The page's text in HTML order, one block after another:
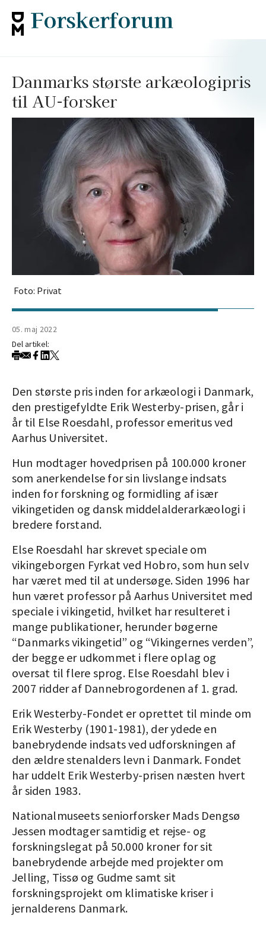
Danmarks største arkæologipris
til AU-forsker
Foto: Privat
05. maj 2022
Del artikel:
Den største pris inden for arkæologi i Danmark,
den prestigefyldte Erik Westerby-prisen, går i
år til Else Roesdahl, professor emeritus ved
Aarhus Universitet.
Hun modtager hovedprisen på 100.000 kroner
som anerkendelse for sin livslange indsats
inden for forskning og formidling af især
vikingetiden og dansk middelalderarkæologi i
bredere forstand.
Else Roesdahl har skrevet speciale om
vikingeborgen Fyrkat ved Hobro, som hun selv
har været med til at undersøge. Siden 1996 har
hun været professor på Aarhus Universitet med
speciale i vikingetid, hvilket har resulteret i
mange publikationer, herunder bøgerne
“Danmarks vikingetid” og “Vikingernes verden”,
der begge er udkommet i flere oplag og
oversat til flere sprog. Else Roesdahl blev i
2007 ridder af Dannebrogordenen af 1. grad.
Erik Westerby-Fondet er oprettet til minde om
Erik Westerby (1901-1981), der ydede en
banebrydende indsats ved udforskningen af
den ældre stenalders levn i Danmark. Fondet
har uddelt Erik Westerby-prisen næsten hvert
år siden 1983.
Nationalmuseets seniorforsker Mads Dengsø
Jessen modtager samtidig et rejse- og
forskningslegat på 50.000 kroner for sit
banebrydende arbejde med projekter om
Jelling, Tissø og Gudme samt sit
forskningsprojekt om klimatiske kriser i
jernalderens Danmark.